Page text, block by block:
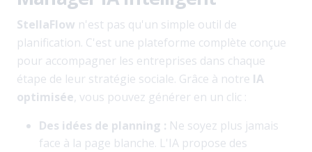
StellaFlow n'est pas qu'un simple outil de
planification. C'est une plateforme complète conçue
pour accompagner les entreprises dans chaque
étape de leur stratégie sociale. Grâce à notre IA
optimisée, vous pouvez générer en un clic :
Des idées de planning : Ne soyez plus jamais
face à la page blanche. L'IA propose des